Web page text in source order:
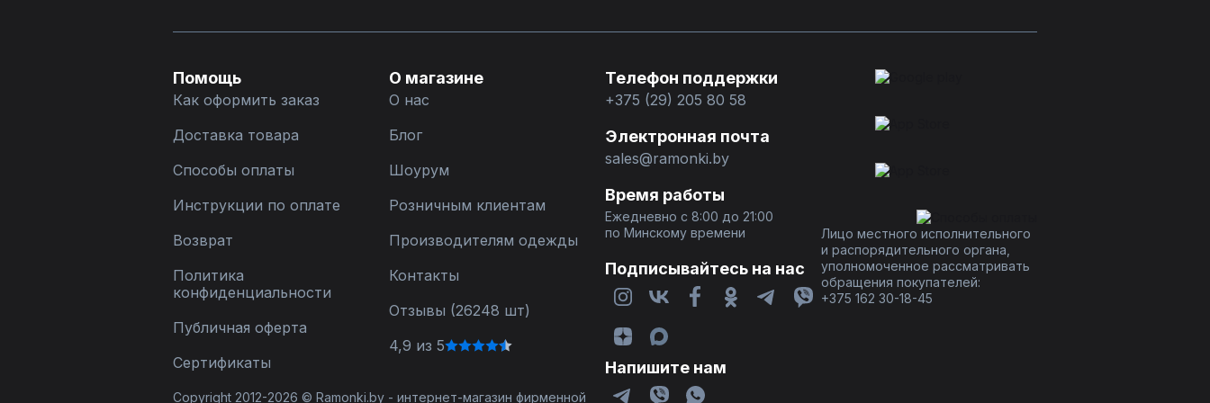
Помощь
Как оформить заказ
Доставка товара
Способы оплаты
Инструкции по оплате
Возврат
Политика
конфиденциальности
Публичная оферта
Сертификаты
О магазине
О нас
Блог
Шоурум
Розничным клиентам
Производителям одежды
Контакты
Отзывы (26248 шт)
4,9 из 5
Телефон поддержки
+375 (29) 205 80 58
Электронная почта
sales@ramonki.by
Время работы
Ежедневно с 8:00 до 21:00
по Минскому времени
Подписывайтесь на нас
Напишите нам
Лицо местного исполнительного
и распорядительного органа,
уполномоченное рассматривать
обращения покупателей:
+375 162 30-18-45
Copyright 2012-2026 © Ramonki.by - интернет-магазин фирменной